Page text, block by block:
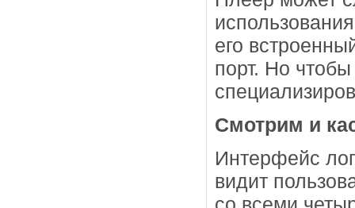
его
порт. Но
Смотрим и
Интерфейс
видит